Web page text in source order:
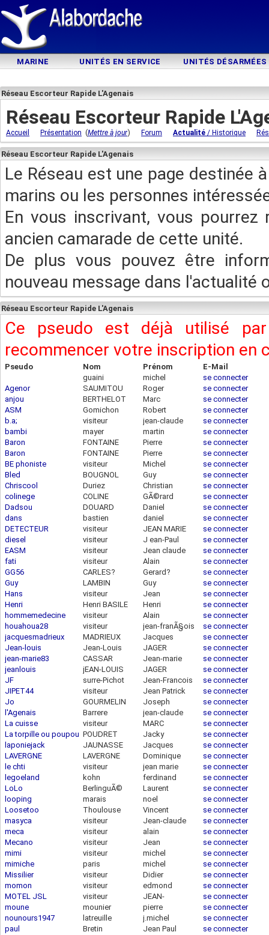
MARINE UNITÉS EN SERVICE UNITÉS DÉSARMÉES
Réseau Escorteur Rapide L'Agenais
Réseau Escorteur Rapide
Accueil Présentation (Mettre à jour) Forum Actualité / Historique
Réseau Escorteur Rapide L'Agenais
Le Réseau est une page destinée
marins ou les personnes
En vous inscrivant, vous
ancien camarade de cette unité.
De plus vous pouvez être
nouveau message dans l'actualité
Réseau Escorteur Rapide L'Agenais
Ce pseudo est déjà utilisé
recommencer votre inscription en
Pseudo Nom Prénom
E-Mail
guaini
michel
se connecter
Agenor
SAUMITOU Roger
se connecter
anjou
BERTHELOT Marc
se connecter
ASM
Gomichon Robert
se connecter
b.a;
visiteur
79.90.184.253
jean-claude
se connecter
bambi
mayer martin
se connecter
Baron
FONTAINE Pierre
se connecter
Baron
FONTAINE Pierre
se connecter
BE phoniste
visiteur
90.23.80.48
Michel
se connecter
Bled
BOUGNOL Guy
se connecter
Chriscool
Duriez Christian
se connecter
colinege
COLINE GÃ©rard
se connecter
Dadsou
DOUARD Daniel
se connecter
dans
bastien daniel
se connecter
DETECTEUR
visiteur
88.169.40.48
JEAN MARIE
se connecter
diesel
visiteur
90.62.189.57
J ean-Paul
se connecter
EASM
visiteur
78.113.174.170
Jean claude
se connecter
fati
visiteur
212.198.56.187
Alain
se connecter
GG56
CARLES? Gerard?
se connecter
Guy
LAMBIN Guy
se connecter
Hans
visiteur
90.6.34.177
Jean
se connecter
Henri
Henri BASILE Henri
se connecter
hommemedecine
visiteur
93.27.224.50
Alain
se connecter
houahoua28
visiteur
109.209.72.94
jean-franÃ§ois
se connecter
jacquesmadrieux
MADRIEUX Jacques
se connecter
Jean-louis
Jean-Louis JAGER
se connecter
jean-marie83
CASSAR Jean-marie
se connecter
jeanlouis
jEAN-LOUIS JAGER
se connecter
JF
surre-Pichot Jean-Francois
se connecter
JIPET44
visiteur
194.250.1.237
Jean Patrick
se connecter
Jo
GOURMELIN Joseph
se connecter
l'Agenais
Barrere jean-claude
se connecter
La cuisse
visiteur
83.153.60.118
MARC
se connecter
La torpille ou poupou POUDRET Jacky
se connecter
laponiejack
JAUNASSE Jacques
se connecter
LAVERGNE
LAVERGNE Dominique
se connecter
le chti
visiteur
88.169.40.48
jean marie
se connecter
legoeland
kohn ferdinand
se connecter
LoLo
BerlinguÃ© Laurent
se connecter
looping
marais noel
se connecter
Loosetoo
Thoulouse Vincent
se connecter
masyca
visiteur
86.220.70.51
Jean-claude
se connecter
meca
visiteur
92.152.49.195
alain
se connecter
Mecano
visiteur
77.201.188.80
Jean
se connecter
mimi
visiteur
88.172.112.80
michel
se connecter
mimiche
paris michel
se connecter
Missilier
visiteur
79.91.37.13
Didier
se connecter
momon
visiteur
78.126.241.143
edmond
se connecter
MOTEL JSL
visiteur
82.236.204.89
JEAN-
SÃ‰BASTIEN
se connecter
moune
mounier pierre
se connecter
nounours1947
latreuille j.michel
se connecter
paul
Bretin Jean Paul
se connecter